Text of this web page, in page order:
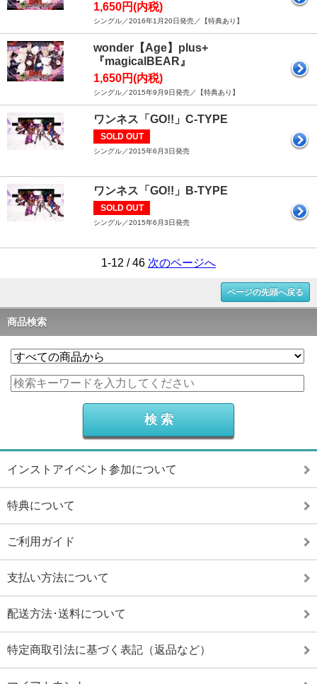
1,650円(内税)
シングル／2016年1月20日発売／【特典あり】
wonder【Age】plus+
『magicalBEAR』
1,650円(内税)
シングル／2015年9月9日発売／【特典あり】
ワンネス「GO!!」C-TYPE
SOLD OUT
シングル／2015年6月3日発売
ワンネス「GO!!」B-TYPE
SOLD OUT
シングル／2015年6月3日発売
1-12 / 46 次のページへ
ページの先頭へ戻る
商品検索
インストアイベント参加について
特典について
ご利用ガイド
支払い方法について
配送方法･送料について
特定商取引法に基づく表記（返品など）